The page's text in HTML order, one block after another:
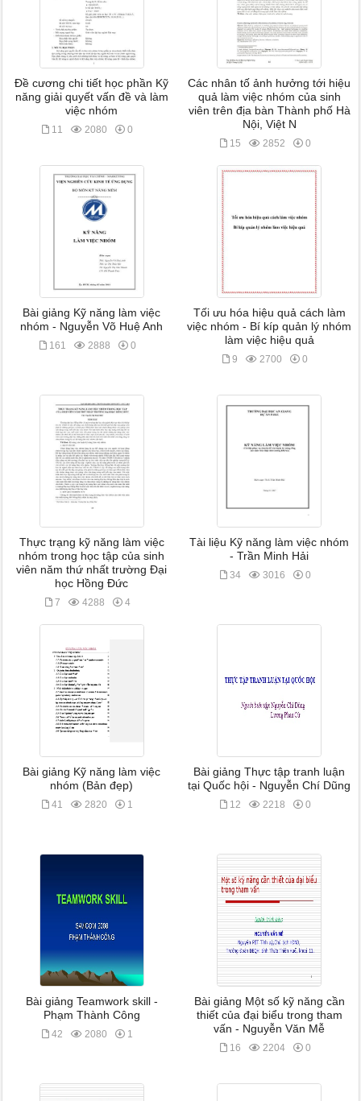
Đề cương chi tiết học phần Kỹ
năng giải quyết vấn đề và làm
việc nhóm
11 2080 0
Các nhân tố ảnh hưởng tới hiệu
quả làm việc nhóm của sinh
viên trên địa bàn Thành phố Hà
Nội, Việt N
15 2852 0
Bài giảng Kỹ năng làm việc
nhóm - Nguyễn Võ Huệ Anh
161 2888 0
Tối ưu hóa hiệu quả cách làm
việc nhóm - Bí kíp quản lý nhóm
làm việc hiệu quả
9 2700 0
Thực trạng kỹ năng làm việc
nhóm trong học tập của sinh
viên năm thứ nhất trường Đại
học Hồng Đức
7 4288 4
Tài liệu Kỹ năng làm việc nhóm
- Trần Minh Hải
34 3016 0
Bài giảng Kỹ năng làm việc
nhóm (Bản đẹp)
41 2820 1
Bài giảng Thực tập tranh luận
tại Quốc hội - Nguyễn Chí Dũng
12 2218 0
Bài giảng Teamwork skill -
Phạm Thành Công
42 2080 1
Bài giảng Một số kỹ năng cần
thiết của đại biểu trong tham
vấn - Nguyễn Văn Mễ
16 2204 0